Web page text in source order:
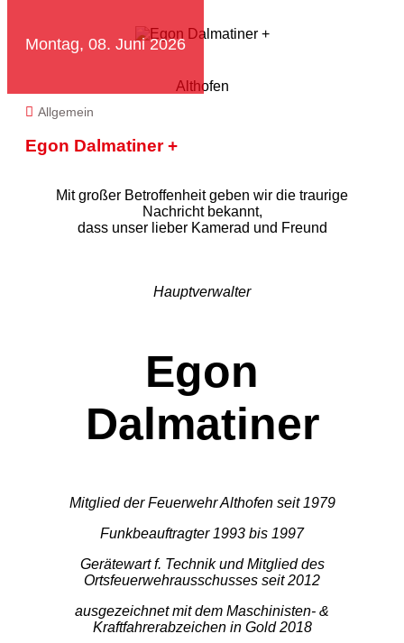
Montag, 08. Juni 2026
Althofen
Allgemein
Egon Dalmatiner +
Mit großer Betroffenheit geben wir die traurige
Nachricht bekannt,
dass unser lieber Kamerad und Freund
Hauptverwalter
Egon
Dalmatiner
Mitglied der Feuerwehr Althofen seit 1979
Funkbeauftragter 1993 bis 1997
Gerätewart f. Technik und Mitglied des
Ortsfeuerwehrausschusses seit 2012
ausgezeichnet mit dem Maschinisten- &
Kraftfahrerabzeichen in Gold 2018